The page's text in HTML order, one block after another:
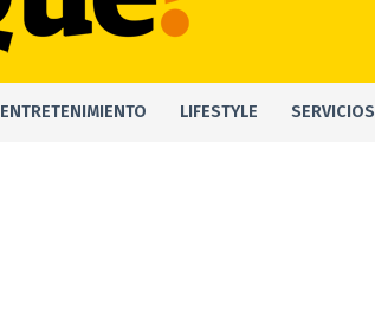
ENTRETENIMIENTO LIFESTYLE SERVICIOS